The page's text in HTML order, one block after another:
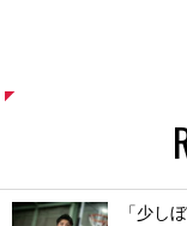
「少し